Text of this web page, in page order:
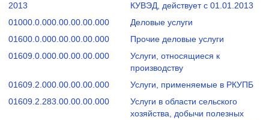
2013
КУВЭД, действует с 01.01.2013
01000.0.000.00.00.00.000
Деловые услуги
01600.0.000.00.00.00.000
Прочие деловые услуги
01609.0.000.00.00.00.000
Услуги, относящиеся к
производству
01609.2.000.00.00.00.000
Услуги, применяемые в РКУПБ
01609.2.283.00.00.00.000
Услуги в области сельского
хозяйства, добычи полезных